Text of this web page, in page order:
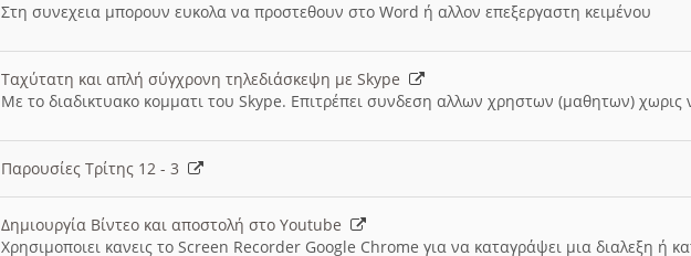
Στη συνεχεια μπορουν ευκολα να προστεθουν στο Word ή αλλον επεξεργαστη κειμένου
Ταχύτατη και απλή σύγχρονη τηλεδιάσκεψη με Skype
Με το διαδικτυακο κομματι του Skype. Επιτρέπει συνδεση αλλων χρηστων (μαθητων)
Παρουσίες Τρίτης 12 - 3
Δημιουργία Βίντεο και αποστολή στο Youtube
Χρησιμοποιει κανεις το Screen Recorder Google Chrome για να καταγράψει μια διαλεξη ή